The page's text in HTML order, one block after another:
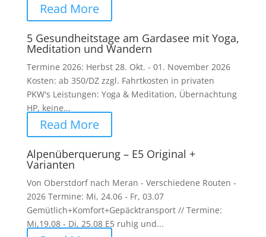
Read More
5 Gesundheitstage am Gardasee mit Yoga,
Meditation und Wandern
Termine 2026: Herbst 28. Okt. - 01. November 2026
Kosten: ab 350/DZ zzgl. Fahrtkosten in privaten
PKW's Leistungen: Yoga & Meditation, Übernachtung
HP, keine...
Read More
Alpenüberquerung – E5 Original +
Varianten
Von Oberstdorf nach Meran - Verschiedene Routen -
2026 Termine: Mi, 24.06 - Fr, 03.07
Gemütlich+Komfort+Gepäcktransport // Termine:
Mi,19.08 - Di, 25.08 E5 ruhig und...